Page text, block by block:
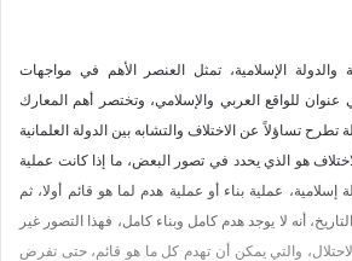
والدولة الإسلامية، تمثل العنصر الأهم في مواجهات
للواقع العربي والإسلامي، وتختصر أهم المعارك
تطرح تساؤلاً عن الاختلاف والتشابه بين الدولة العلمانية
هو الذي يحدد في تصور البعض، ما إذا كانت عملية
إسلامية، عملية بناء أو عملية هدم لما هو قائم أولا، ثم
أنه لا يوجد هدم كامل وبناء كامل، فهذا التصور غير
والتي يمكن أن تهدم كل ما هو قائم، حتى تفرض